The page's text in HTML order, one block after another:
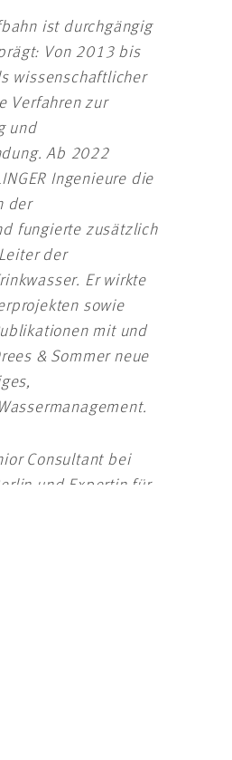
ist durchgängig
Von 2013 bis
wissenschaftlicher
Verfahren zur
und
Ab 2022
Ingenieure die
der
fungierte zusätzlich
der
Er wirkte
sowie
mit und
& Sommer neue
Consultant bei
und Expertin für